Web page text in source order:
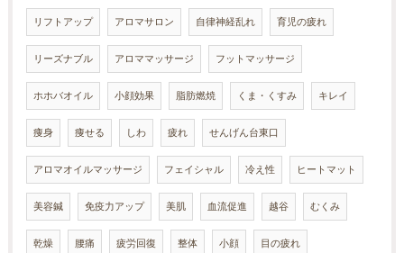
リフトアップ アロマサロン 自律神経乱れ 育児の疲れ
リーズナブル アロママッサージ フットマッサージ
ホホバオイル 小顔効果 脂肪燃焼 くま・くすみ キレイ
痩身 痩せる しわ 疲れ せんげん台東口
アロマオイルマッサージ フェイシャル 冷え性 ヒートマット
美容鍼 免疫力アップ 美肌 血流促進 越谷 むくみ
乾燥 腰痛 疲労回復 整体 小顔 目の疲れ